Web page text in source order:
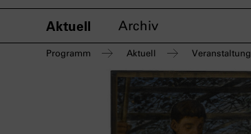
Aktuell Archiv
Programm Aktuell Veranstaltung